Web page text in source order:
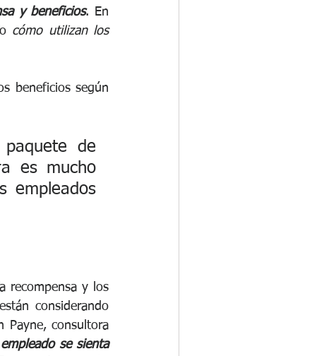
y beneficios. En
cómo utilizan los
beneficios según
de
es mucho
empleados
recompensa y los
considerando
Payne, consultora
se sienta